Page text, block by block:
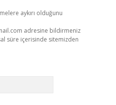
aykırı olduğunu
adresine bildirmeniz
süre içerisinde sitemizden